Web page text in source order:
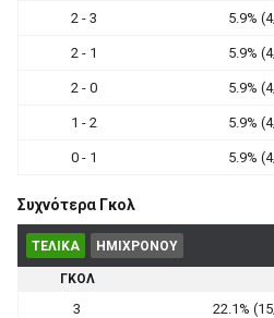
2 - 3 5.9%
2 - 1 5.9%
2 - 0 5.9%
1 - 2 5.9%
0 - 1 5.9%
Συχνότερα Γκολ
ΤΕΛΙΚΑ ΗΜΙΧΡΟΝΟΥ
ΓΚΟΛ
3 22.1%